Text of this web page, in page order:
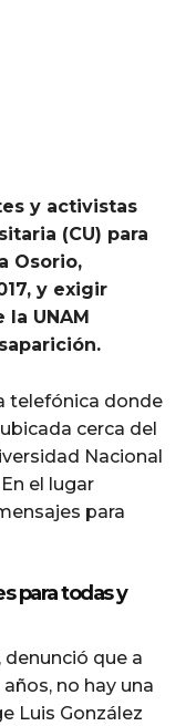
y activistas
(CU) para
Osorio,
y exigir
UNAM
telefónica donde
cerca del
Nacional
el lugar
para
para todas y
denunció que a
no hay una
Luis González